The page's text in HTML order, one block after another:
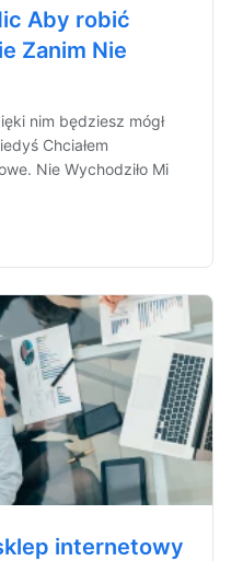
Aby robić
Zanim Nie
nim będziesz mógł
Chciałem
Nie Wychodziło Mi
internetowy